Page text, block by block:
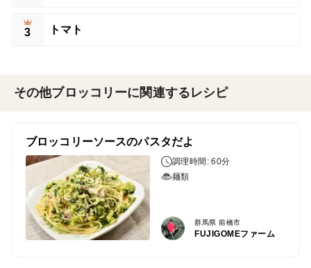
3 トマト
その他ブロッコリーに関連するレシピ
ブロッコリーソースのパスタだよ
調理時間: 60分
麺類
群馬県 前橋市
FUJIGOMEファーム